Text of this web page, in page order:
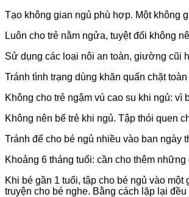
Tạo không gian ngủ phù hợp. Một không
Luôn cho trẻ nằm ngửa, tuyệt đối không
Sử dụng các loại nôi an toàn, giường cũi
Tránh tình trạng dùng khăn quấn chặt
Không cho trẻ ngậm vú cao su khi ngủ:
Không nên bế trẻ khi ngủ. Tập thói quen
Tránh để cho bé ngủ nhiều vào ban ngày
Khoảng 6 tháng tuổi: cần cho thêm
Khi bé gần 1 tuổi, tập cho bé ngủ vào
truyện cho bé nghe. Bằng cách lặp lại